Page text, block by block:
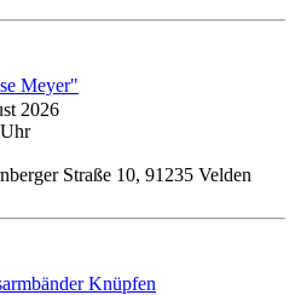
Meyer"
Straße 10, 91235 Velden
Knüpfen